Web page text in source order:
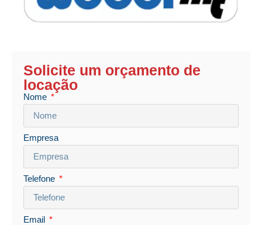
Solicite um orçamento de
locação
Nome
Empresa
Telefone
Email